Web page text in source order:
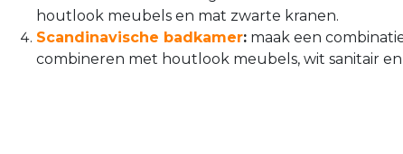
houtlook meubels en mat zwarte kranen.
Scandinavische badkamer: maak een
combineren met houtlook meubels, wit sanitair